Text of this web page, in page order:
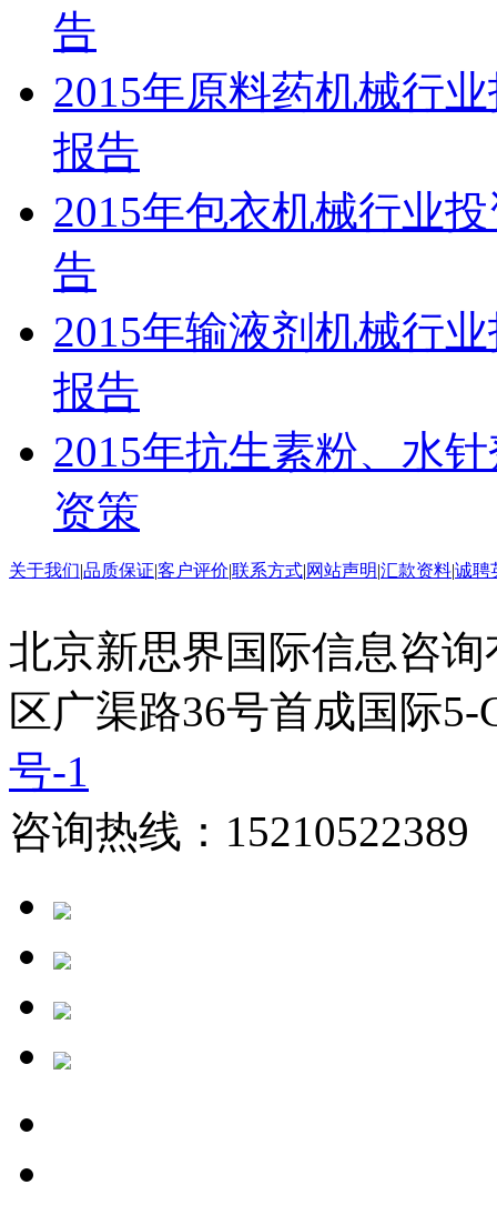
告
2015年原料药机械行
报告
2015年包衣机械行业
告
2015年输液剂机械行
报告
2015年抗生素粉、水
资策
关于我们|品质保证|客户评价|联系方式|网站声明|汇款资料|诚聘
北京新思界国际信息咨
区广渠路36号首成国际
号-1
咨询热线：